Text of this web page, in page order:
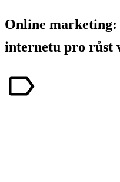
Online
internetu pro růst